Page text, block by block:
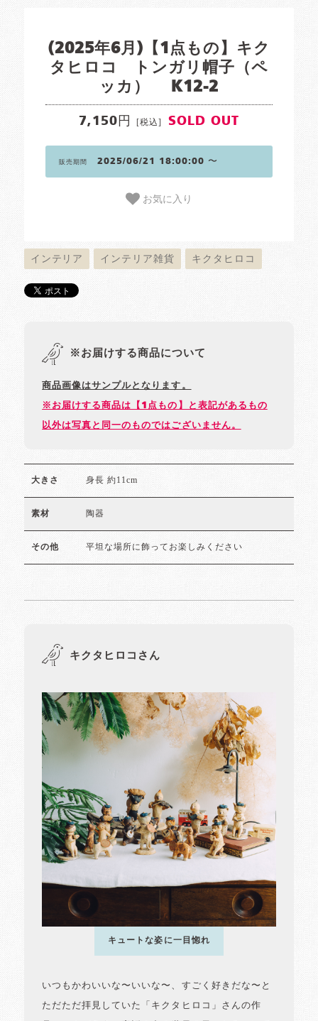
(2025年6月)【1点もの】キク
タヒロコ トンガリ帽子（ペ
ッカ） K12-2
7,150円 [税込] SOLD OUT
販売期間 2025/06/21 18:00:00 〜
お気に入り
インテリア インテリア雑貨 キクタヒロコ
※お届けする商品について
商品画像はサンプルとなります。
※お届けする商品は【1点もの】と表記があるもの
以外は写真と同一のものではございません。
大きさ 身長 約11cm
素材 陶器
その他 平坦な場所に飾ってお楽しみください
キクタヒロコさん
キュートな姿に一目惚れ
いつもかわいいな〜いいな〜、すごく好きだな〜と
ただただ拝見していた「キクタヒロコ」さんの作